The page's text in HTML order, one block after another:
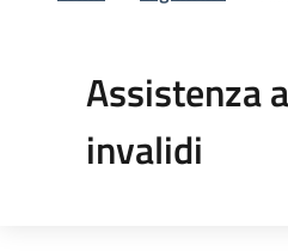
Assistenza
invalidi